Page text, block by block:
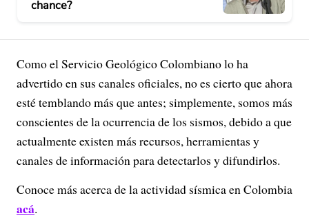
chance?
Como el Servicio Geológico Colombiano lo ha
advertido en sus canales oficiales, no es cierto que ahora
esté temblando más que antes; simplemente, somos más
conscientes de la ocurrencia de los sismos, debido a que
actualmente existen más recursos, herramientas y
canales de información para detectarlos y difundirlos.
Conoce más acerca de la actividad sísmica en Colombia
acá.